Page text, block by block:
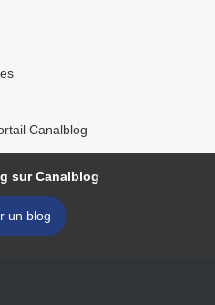
Canalblog
sur Canalblog
un blog